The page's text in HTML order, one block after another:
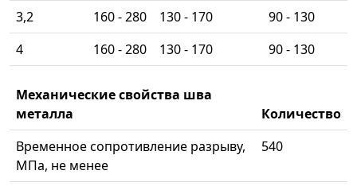
3,2
160 - 280 130 - 170
90 - 130
4
160 - 280 130 - 170 90 - 130
Механические свойства шва
металла
Количество
Временное сопротивление разрыву,
МПа, не менее
540